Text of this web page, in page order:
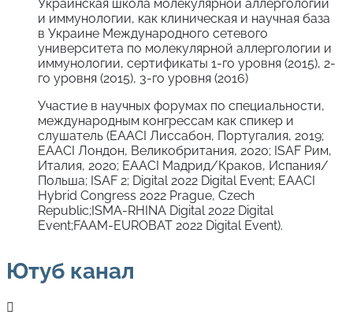
Украинская школа молекулярной аллергологии
и иммунологии, как клиническая и научная база
в Украине Международного сетевого
университета по молекулярной аллергологии и
иммунологии, сертификаты 1-го уровня (2015), 2-
го уровня (2015), 3-го уровня (2016)
Участие в научных форумах по специальности,
международным конгрессам как спикер и
слушатель (EAACI Лиссабон, Португалия, 2019;
EAACI Лондон, Великобритания, 2020; ISAF Рим,
Италия, 2020; EAACI Мадрид/Краков, Испания/
Польша; ISAF 2; Digital 2022 Digital Event; EAACI
Hybrid Congress 2022 Prague, Czech
Republic;ISMA-RHINA Digital 2022 Digital
Event;FAAM-EUROBAT 2022 Digital Event).
Ютуб канал